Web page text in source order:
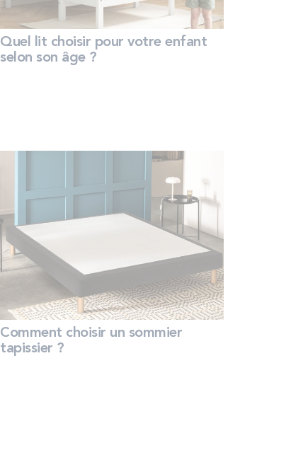
Quel lit choisir pour votre enfant
selon son âge ?
Comment choisir un sommier
tapissier ?